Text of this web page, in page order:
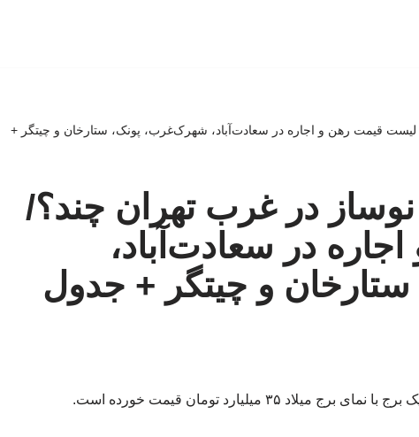
لیست قیمت رهن و اجاره در سعادت‌آباد، شهرک‌غرب، پونک، ستارخان و چیتگر +
نوساز در غرب تهران چند؟/
در سعادت‌آباد،
و چیتگر + جدول